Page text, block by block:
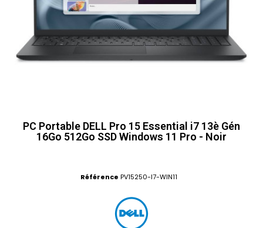
PC Portable DELL Pro 15 Essential i7 13è Gén
16Go 512Go SSD Windows 11 Pro - Noir
Référence PV15250-I7-WIN11